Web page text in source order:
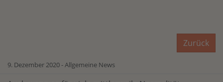
Zurück
9. Dezember 2020 - Allgemeine News